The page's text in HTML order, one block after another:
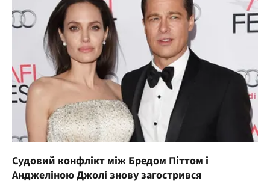
Судовий конфлікт між Бредом Піттом і
Анджеліною Джолі знову загострився